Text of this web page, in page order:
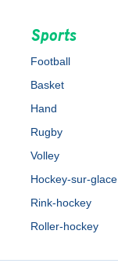
Sports
Football
Basket
Hand
Rugby
Volley
Hockey-sur-glace
Rink-hockey
Roller-hockey